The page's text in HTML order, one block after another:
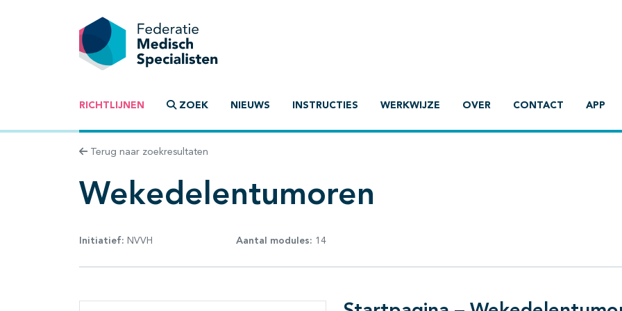
RICHTLIJNEN ZOEK NIEUWS INSTRUCTIES WERKWIJZE OVER CONTACT APP
Terug naar zoekresultaten
Wekedelentumoren
Initiatief: NVVH Aantal modules: 14